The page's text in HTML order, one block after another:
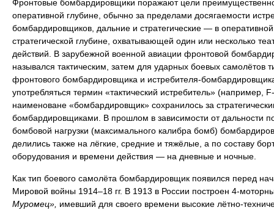
Фронтовые бомбардировщики поражают цели
оперативной глубине, обычно за пределами досягаемости
бомбардировщиков, дальние и стратегические — в
стратегической глубине, охватывающей один или несколько
действий. В зарубежной военной авиации фронтовой
назывался тактическим, затем для ударных боевых самолётов
фронтового бомбардировщика и истребителя-
употребляться термин «тактический истребитель» (например,
наименоване «бомбардировщик» сохранилось за
бомбардировщиками. В прошлом в зависимости от дальности
бомбовой нагрузки (максимального калибра бомб)
делились также на лёгкие, средние и тяжёлые, а по составу
оборудования и времени действия — на дневные и ночные.
Как тип боевого самолёта бомбардировщик появился перед
Мировой войны 1914–18 гг. В 1913 в России построен 4-
Муромец», имевший для своего времени высокие лётно-